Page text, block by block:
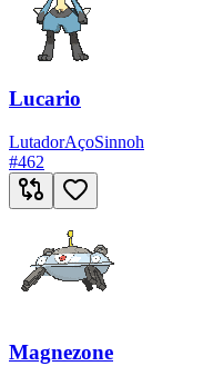
Lucario
LutadorAçoSinnoh
#462
Magnezone